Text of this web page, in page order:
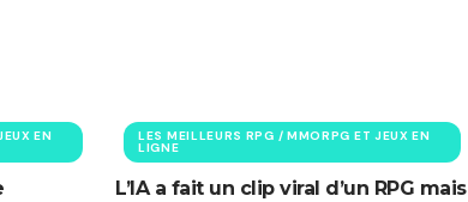
EN LES MEILLEURS RPG / MMORPG ET JEUX EN
LIGNE
L’IA a fait un clip viral d’un RPG mais